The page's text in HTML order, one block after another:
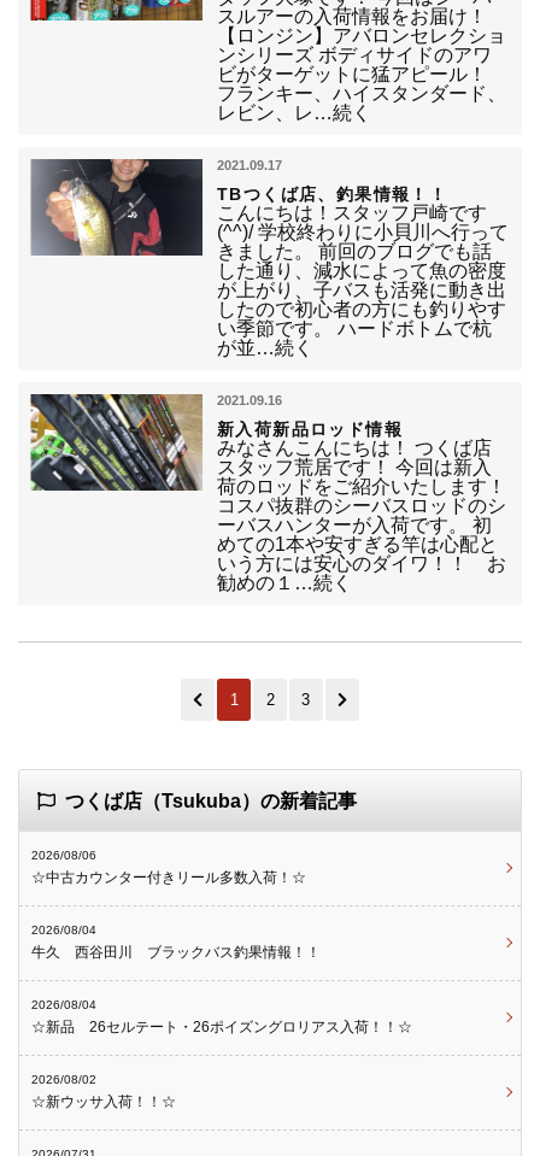
スルアーの入荷情報をお届け！
【ロンジン】アバロンセレクショ
ンシリーズ ボディサイドのアワ
ビがターゲットに猛アピール！
フランキー、ハイスタンダード、
レビン、レ…続く
2021.09.17
TBつくば店、釣果情報！！
こんにちは！スタッフ戸崎です
(^^)/ 学校終わりに小貝川へ行って
きました。 前回のブログでも話
した通り、減水によって魚の密度
が上がり、子バスも活発に動き出
したので初心者の方にも釣りやす
い季節です。 ハードボトムで杭
が並…続く
2021.09.16
新入荷新品ロッド情報
みなさんこんにちは！ つくば店
スタッフ荒居です！ 今回は新入
荷のロッドをご紹介いたします！
コスパ抜群のシーバスロッドのシ
ーバスハンターが入荷です。 初
めての1本や安すぎる竿は心配と
いう方には安心のダイワ！！ お
勧めの１…続く
1 2 3
つくば店（Tsukuba）の新着記事
2026/08/06
☆中古カウンター付きリール多数入荷！☆
2026/08/04
牛久 西谷田川 ブラックバス釣果情報！！
2026/08/04
☆新品 26セルテート・26ポイズングロリアス入荷！！☆
2026/08/02
☆新ウッサ入荷！！☆